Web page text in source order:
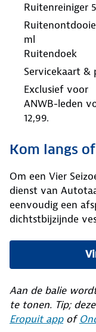
Ruitenreiniger
ml
Ruitendoek
Servicekaart &
Exclusief voor
ANWB-leden
12,99.
Kom langs
Om een Vier
dienst van
eenvoudig een
dichtstbijzijnde
Aan de balie
te tonen. Tip;
Eropuit appof